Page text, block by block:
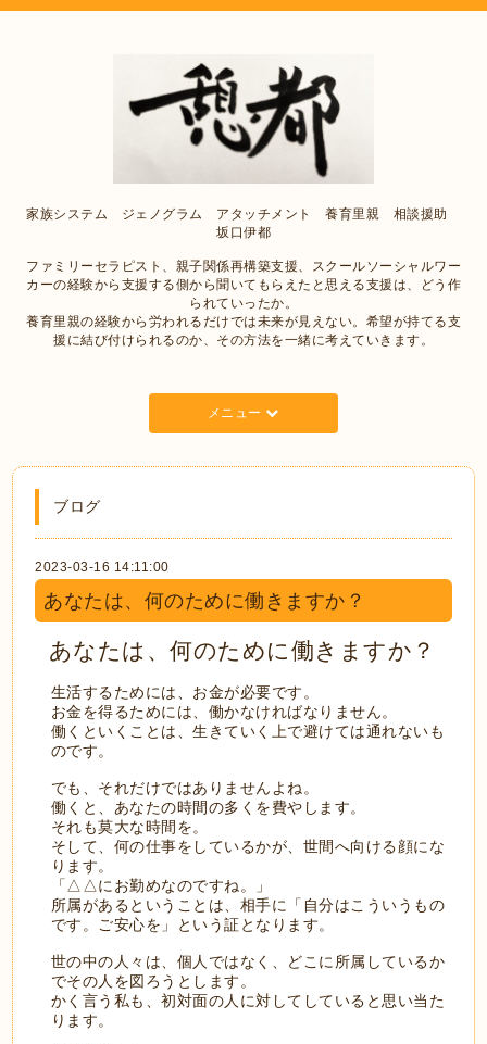
家族システム ジェノグラム アタッチメント 養育里親 相談援助
坂口伊都
ファミリーセラピスト、親子関係再構築支援、スクールソーシャルワー
カーの経験から支援する側から聞いてもらえたと思える支援は、どう作
られていったか。
養育里親の経験から労われるだけでは未来が見えない。希望が持てる支
援に結び付けられるのか、その方法を一緒に考えていきます。
メニュー
ブログ
2023-03-16 14:11:00
あなたは、何のために働きますか？
あなたは、何のために働きますか？
生活するためには、お金が必要です。
お金を得るためには、働かなければなりません。
働くといくことは、生きていく上で避けては通れないも
のです。
でも、それだけではありませんよね。
働くと、あなたの時間の多くを費やします。
それも莫大な時間を。
そして、何の仕事をしているかが、世間へ向ける顔にな
ります。
「△△にお勤めなのですね。」
所属があるということは、相手に「自分はこういうもの
です。ご安心を」という証となります。
世の中の人々は、個人ではなく、どこに所属しているか
でその人を図ろうとします。
かく言う私も、初対面の人に対してしていると思い当た
ります。